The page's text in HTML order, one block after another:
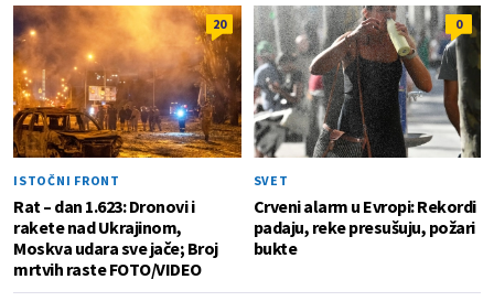
20
ISTOČNI FRONT
Rat – dan 1.623: Dronovi i
rakete nad Ukrajinom,
Moskva udara sve jače; Broj
mrtvih raste FOTO/VIDEO
0
SVET
Crveni alarm u Evropi: Rekordi
padaju, reke presušuju, požari
bukte